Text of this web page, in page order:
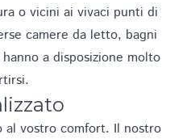
o vicini ai vivaci punti di
camere da letto, bagni
a disposizione molto
vostro comfort. Il nostro